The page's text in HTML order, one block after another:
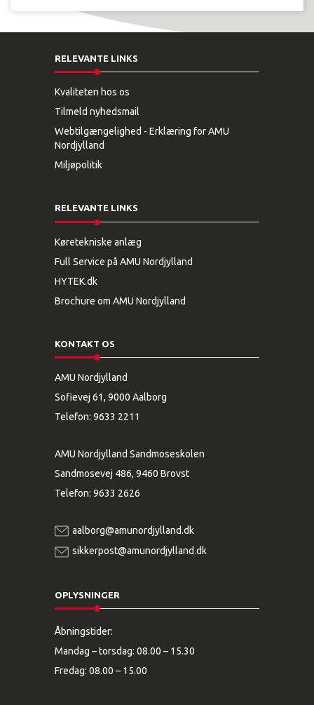
RELEVANTE LINKS
Kvaliteten hos os
Tilmeld nyhedsmail
Webtilgængelighed - Erklæring for AMU
Nordjylland
Miljøpolitik
RELEVANTE LINKS
Køretekniske anlæg
Full Service på AMU Nordjylland
HYTEK.dk
Brochure om AMU Nordjylland
KONTAKT OS
AMU Nordjylland
Sofievej 61, 9000 Aalborg
Telefon: 9633 2211
AMU Nordjylland Sandmoseskolen
Sandmosevej 486, 9460 Brovst
Telefon: 9633 2626
aalborg@amunordjylland.dk
sikkerpost@amunordjylland.dk
OPLYSNINGER
Åbningstider:
Mandag – torsdag: 08.00 – 15.30
Fredag: 08.00 – 15.00